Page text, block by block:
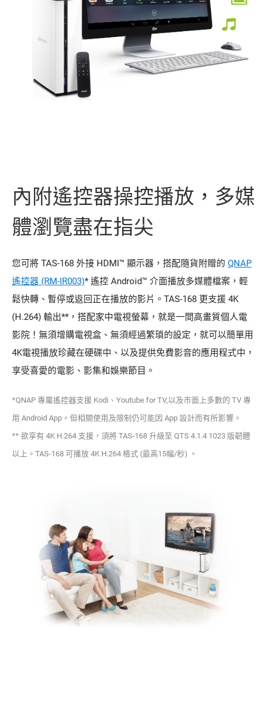
內附遙控器操控播放，多媒
體瀏覽盡在指尖
您可將 TAS-168 外接 HDMI™ 顯示器，搭配隨貨附贈的 QNAP
遙控器 (RM-IR003)* 遙控 Android™ 介面播放多媒體檔案，輕
鬆快轉、暫停或返回正在播放的影片。TAS-168 更支援 4K
(H.264) 輸出**，搭配家中電視螢幕，就是一間高畫質個人電
影院！無須增購電視盒、無須經過繁瑣的設定，就可以簡單用
4K電視播放珍藏在硬碟中、以及提供免費影音的應用程式中，
享受喜愛的電影、影集和娛樂節目。
*QNAP 專屬遙控器支援 Kodi、Youtube for TV,以及市面上多數的 TV 專
用 Android App。但相關使用及限制仍可能因 App 設計而有所影響。
** 欲享有 4K H.264 支援，須將 TAS-168 升級至 QTS 4.1.4 1023 版韌體
以上。TAS-168 可播放 4K H.264 格式 (最高15幅/秒) 。